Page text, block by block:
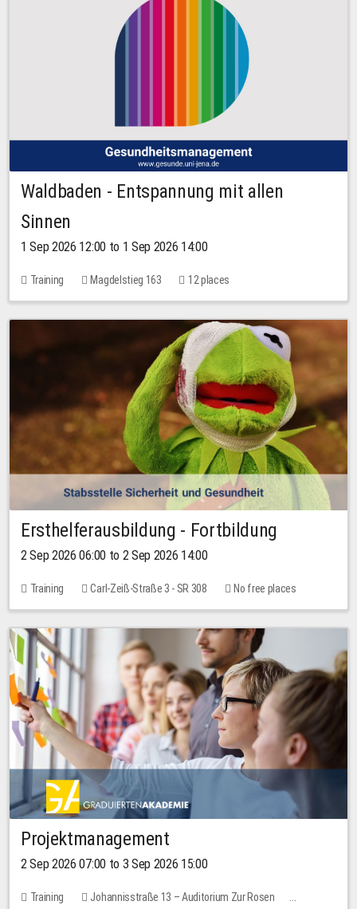
Waldbaden - Entspannung mit allen
Sinnen
1 Sep 2026 12:00 to 1 Sep 2026 14:00
Training Magdelstieg 163 12 places
Ersthelferausbildung - Fortbildung
2 Sep 2026 06:00 to 2 Sep 2026 14:00
Training Carl-Zeiß-Straße 3 - SR 308 No free places
Projektmanagement
2 Sep 2026 07:00 to 3 Sep 2026 15:00
Training
Johannisstraße 13 – Auditorium Zur Rosen